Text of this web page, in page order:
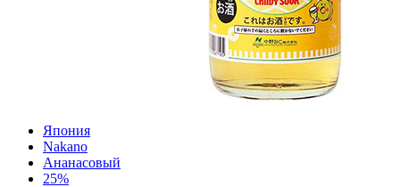
Япония
Nakano
Ананасовый
25%